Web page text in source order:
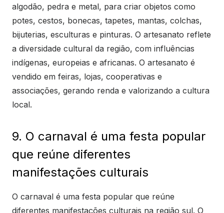
algodão, pedra e metal, para criar objetos como
potes, cestos, bonecas, tapetes, mantas, colchas,
bijuterias, esculturas e pinturas. O artesanato reflete
a diversidade cultural da região, com influências
indígenas, europeias e africanas. O artesanato é
vendido em feiras, lojas, cooperativas e
associações, gerando renda e valorizando a cultura
local.
9. O carnaval é uma festa popular
que reúne diferentes
manifestações culturais
O carnaval é uma festa popular que reúne
diferentes manifestações culturais na região sul. O